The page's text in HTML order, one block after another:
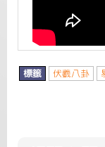
標籤 伏羲八卦